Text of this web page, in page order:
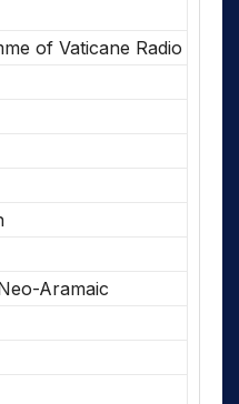
of Vaticane Radio
Aramaic